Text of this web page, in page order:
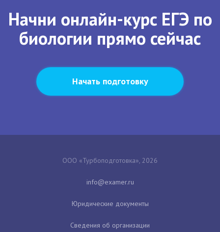
Начни онлайн-курс ЕГЭ по
биологии прямо сейчас
Начать подготовку
ООО «Турбоподготовка», 2026
Юридические документы
Сведения об организации